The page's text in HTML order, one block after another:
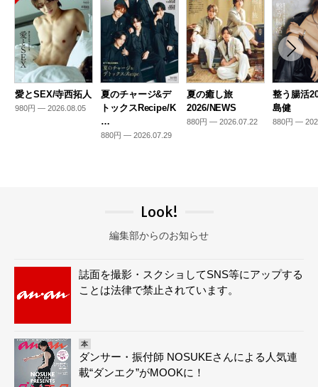
愛とSEX/寺西拓人
980円 — 2026.08.05
夏のチャージ&デ
トックスRecipe/K
…
880円 — 2026.07.29
夏の癒し旅
2026/NEWS
880円 — 2026.07.22
整う腸活
島健
880円 —
Look!
編集部からのお知らせ
誌面を撮影・スクショしてSNS等にアップする
ことは法律で禁止されています。
本
ダンサー・振付師 NOSUKEさんによる人気連
載“ダンエク”がMOOKに！